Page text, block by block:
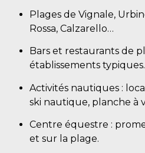
Alentours
Aller en Corse
Contact
Plages de Vignale,
Rossa, Calzarello…
Bars et restaurants de
établissements typiques.
Activités nautiques :
ski nautique, planche à
Centre équestre :
et sur la plage.